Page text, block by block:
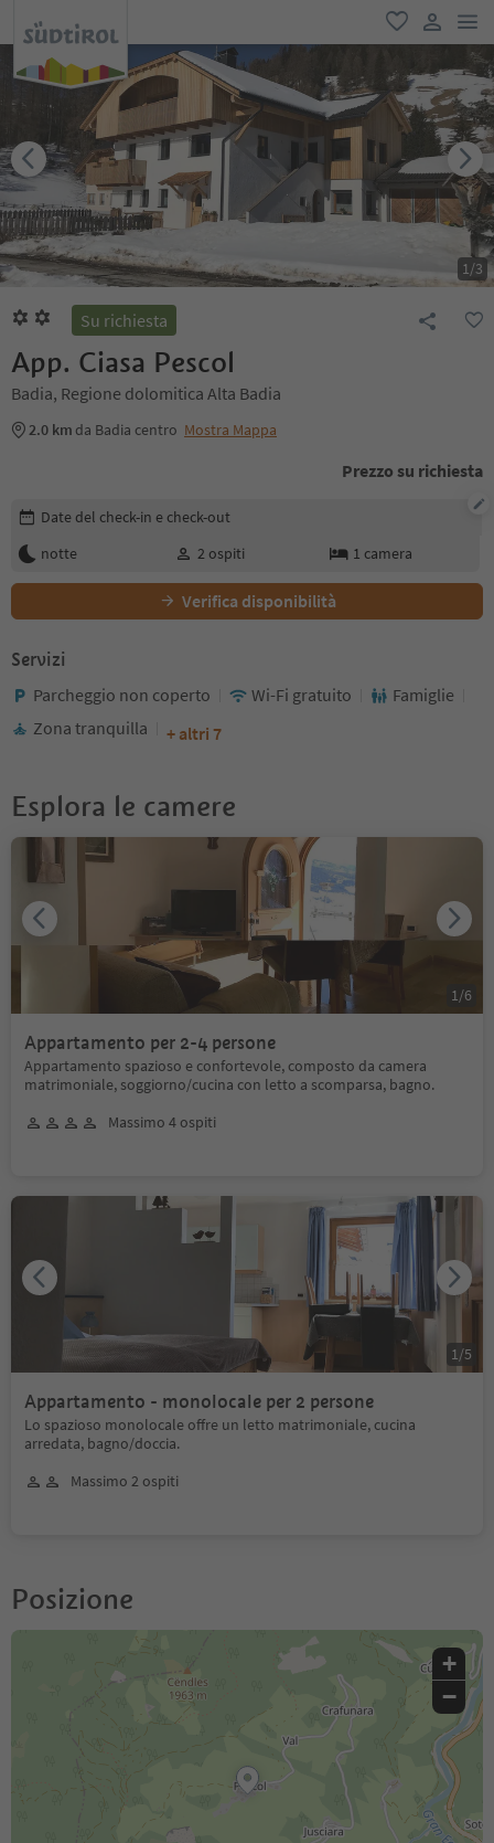
favoriti
user link
1/3
Su richiesta
App. Ciasa Pescol
Badia, Regione dolomitica Alta Badia
2.0 km da Badia centro Mostra Mappa
Prezzo su richiesta
Modifica i dettagli della prenotazione
Date del check-in e check-out
notte
2 ospiti 1 camera
Verifica disponibilità
Servizi
Parcheggio non coperto Wi-Fi gratuito
Famiglie
Zona tranquilla
+ altri 7
Esplora le camere
Appartamento per 2-4 persone
Appartamento spazioso e confortevole, composto da camera
matrimoniale, soggiorno/cucina con letto a scomparsa, bagno.
Massimo 4 ospiti
1/6
Appartamento - monolocale per 2 persone
Lo spazioso monolocale offre un letto matrimoniale, cucina
arredata, bagno/doccia.
Massimo 2 ospiti
1/5
Posizione
+
−